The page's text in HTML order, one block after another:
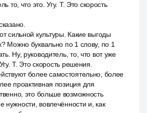
то, что это. Угу. Т. Это скорость
сильной культуры. Какие выгоды
Можно буквально по 1 слову, по 1
Ну, руководитель, то, что вот уже
Т. Это скорость решения.
более самостоятельно, более
проактивная позиция для
это больше возможность
нужности, вовлечённости и, как